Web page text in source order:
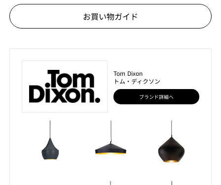
お買い物ガイド
Tom Dixon
トム・ディクソン
ブランド詳細へ